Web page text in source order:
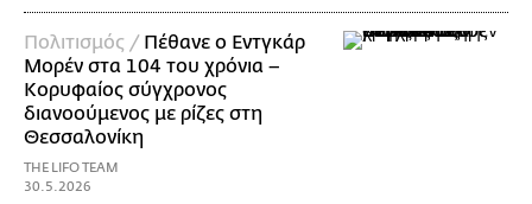
Πολιτισμός / Πέθανε ο Εντγκάρ
Μορέν στα 104 του χρόνια –
Κορυφαίος σύγχρονος
διανοούμενος με ρίζες στη
Θεσσαλονίκη
THE LIFO TEAM
30.5.2026